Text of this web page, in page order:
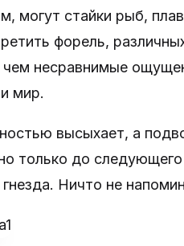
могут стайки рыб,
форель,
чем несравнимые
мир.
высыхает, а
только до
Ничто не